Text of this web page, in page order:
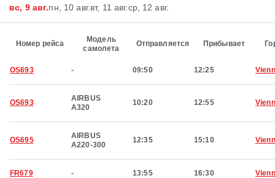
вс, 9 авг.пн, 10 авг.вт, 11 авг.ср, 12 авг.
Номер рейса
Модель
самолета
Отправляется Прибывает
OS693 - 09:50 12:25
OS693
AIRBUS
A320
10:20 12:55
OS695
AIRBUS
A220-300
12:35 15:10
FR679 - 13:55 16:30